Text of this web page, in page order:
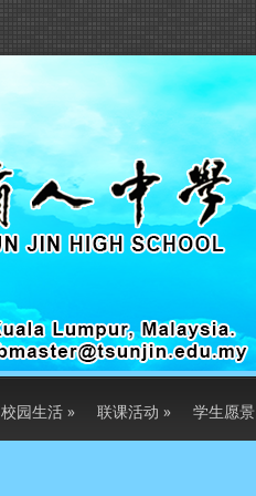
校园生活 » 联课活动 » 学生愿景